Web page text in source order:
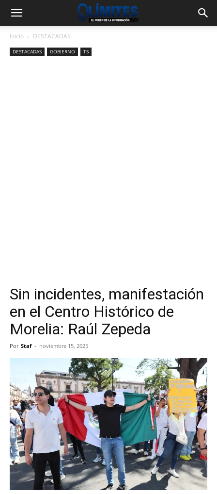
Inicio DESTACADAS
DESTACADAS GOBIERNO TS
Sin incidentes, manifestación
en el Centro Histórico de
Morelia: Raúl Zepeda
Por Staf - noviembre 15, 2025